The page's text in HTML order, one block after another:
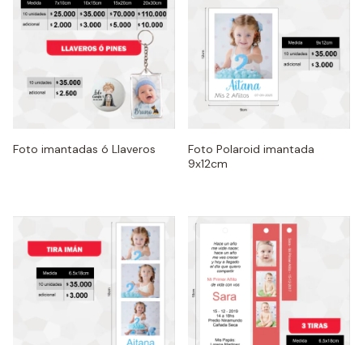
Foto imantadas ó Llaveros
Foto Polaroid imantada
9x12cm